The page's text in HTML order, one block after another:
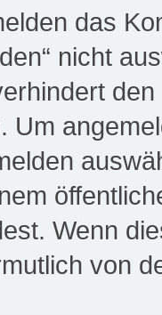
das
nicht
Um
Wenn
von